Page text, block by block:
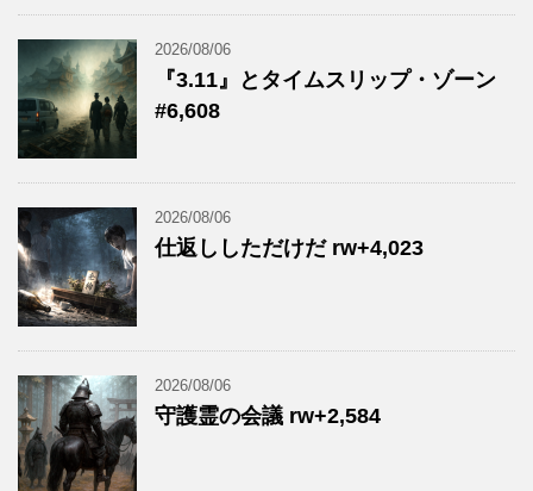
2026/08/06
『3.11』とタイムスリップ・ゾーン
#6,608
2026/08/06
仕返ししただけだ rw+4,023
2026/08/06
守護霊の会議 rw+2,584